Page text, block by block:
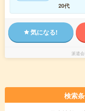
20代
気になる!
派遣会
検索